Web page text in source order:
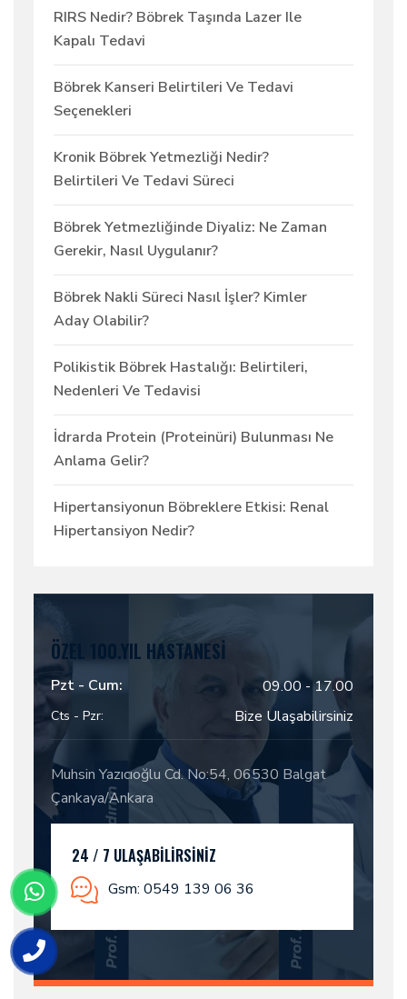
RIRS Nedir? Böbrek Taşında Lazer Ile
Kapalı Tedavi
Böbrek Kanseri Belirtileri Ve Tedavi
Seçenekleri
Kronik Böbrek Yetmezliği Nedir?
Belirtileri Ve Tedavi Süreci
Böbrek Yetmezliğinde Diyaliz: Ne Zaman
Gerekir, Nasıl Uygulanır?
Böbrek Nakli Süreci Nasıl İşler? Kimler
Aday Olabilir?
Polikistik Böbrek Hastalığı: Belirtileri,
Nedenleri Ve Tedavisi
İdrarda Protein (Proteinüri) Bulunması Ne
Anlama Gelir?
Hipertansiyonun Böbreklere Etkisi: Renal
Hipertansiyon Nedir?
ÖZEL 100.YIL HASTANESI
Pzt - Cum: 09.00 - 17.00
Cts - Pzr: Bize Ulaşabilirsiniz
Muhsin Yazıcıoğlu Cd. No:54, 06530 Balgat
Çankaya/Ankara
24 / 7 ULAŞABILIRSINIZ
Gsm: 0549 139 06 36